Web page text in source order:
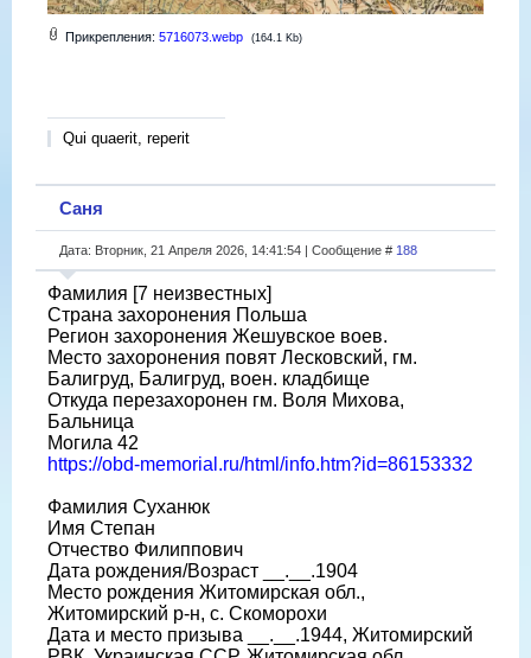
Прикрепления: 5716073.webp (164.1 Kb)
Qui quaerit, reperit
Саня
Дата: Вторник, 21 Апреля 2026, 14:41:54 | Сообщение # 188
Фамилия [7 неизвестных]
Страна захоронения Польша
Регион захоронения Жешувское воев.
Место захоронения повят Лесковский, гм.
Балигруд, Балигруд, воен. кладбище
Откуда перезахоронен гм. Воля Михова,
Бальница
Могила 42
https://obd-memorial.ru/html/info.htm?id=86153332
Фамилия Суханюк
Имя Степан
Отчество Филиппович
Дата рождения/Возраст __.__.1904
Место рождения Житомирская обл.,
Житомирский р-н, с. Скоморохи
Дата и место призыва __.__.1944, Житомирский